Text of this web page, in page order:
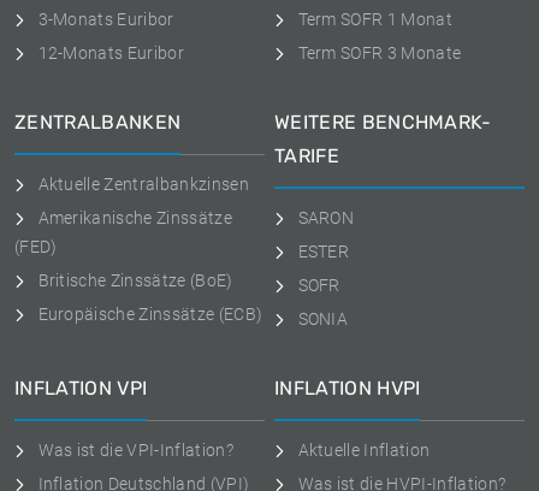
3-Monats Euribor
12-Monats Euribor
Term SOFR 1 Monat
Term SOFR 3 Monate
ZENTRALBANKEN
Aktuelle Zentralbankzinsen
Amerikanische Zinssätze
(FED)
Britische Zinssätze (BoE)
Europäische Zinssätze (ECB)
WEITERE BENCHMARK-
TARIFE
SARON
ESTER
SOFR
SONIA
INFLATION VPI
Was ist die VPI-Inflation?
Inflation Deutschland (VPI)
INFLATION HVPI
Aktuelle Inflation
Was ist die HVPI-Inflation?